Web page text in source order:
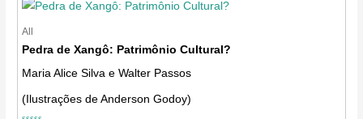
All
Pedra de Xangô: Patrimônio Cultural?
Maria Alice Silva e Walter Passos
(Ilustrações de Anderson Godoy)
u
m
a
a